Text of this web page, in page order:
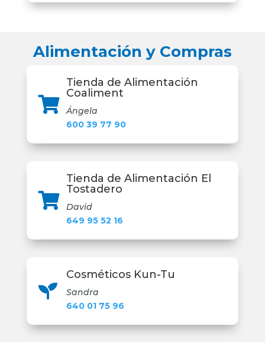
Alimentación y Compras

Tienda de Alimentación
Coaliment
Ángela
600 39 77 90

Tienda de Alimentación El
Tostadero
David
649 95 52 16

Cosméticos Kun-Tu
Sandra
640 01 75 96